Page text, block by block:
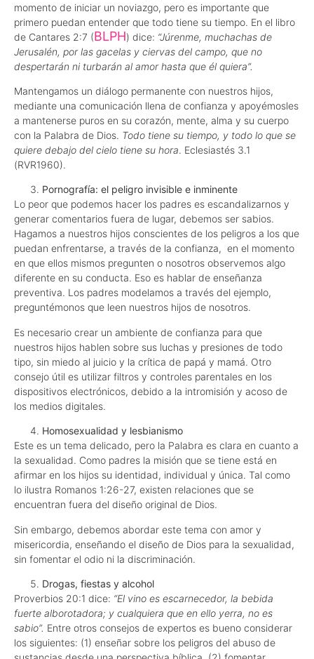
momento de iniciar un noviazgo, pero es importante que
primero puedan entender que todo tiene su tiempo. En el libro
de Cantares 2:7 (BLPH) dice: “Júrenme, muchachas de
Jerusalén, por las gacelas y ciervas del campo, que no
despertarán ni turbarán al amor hasta que él quiera”.
Mantengamos un diálogo permanente con nuestros hijos,
mediante una comunicación llena de confianza y apoyémosles
a mantenerse puros en su corazón, mente, alma y su cuerpo
con la Palabra de Dios. Todo tiene su tiempo, y todo lo que se
quiere debajo del cielo tiene su hora. Eclesiastés 3.1
(RVR1960).
Pornografía: el peligro invisible e inminente
Lo peor que podemos hacer los padres es escandalizarnos y
generar comentarios fuera de lugar, debemos ser sabios.
Hagamos a nuestros hijos conscientes de los peligros a los que
puedan enfrentarse, a través de la confianza, en el momento
en que ellos mismos pregunten o nosotros observemos algo
diferente en su conducta. Eso es hablar de enseñanza
preventiva. Los padres modelamos a través del ejemplo,
preguntémonos que leen nuestros hijos de nosotros.
Es necesario crear un ambiente de confianza para que
nuestros hijos hablen sobre sus luchas y presiones de todo
tipo, sin miedo al juicio y la crítica de papá y mamá. Otro
consejo útil es utilizar filtros y controles parentales en los
dispositivos electrónicos, debido a la intromisión y acoso de
los medios digitales.
Homosexualidad y lesbianismo
Este es un tema delicado, pero la Palabra es clara en cuanto a
la sexualidad. Como padres la misión que se tiene está en
afirmar en los hijos su identidad, individual y única. Tal como
lo ilustra Romanos 1:26-27, existen relaciones que se
encuentran fuera del diseño original de Dios.
Sin embargo, debemos abordar este tema con amor y
misericordia, enseñando el diseño de Dios para la sexualidad,
sin fomentar el odio ni la discriminación.
Drogas, fiestas y alcohol
Proverbios 20:1 dice: “El vino es escarnecedor, la bebida
fuerte alborotadora; y cualquiera que en ello yerra, no es
sabio”. Entre otros consejos de expertos es bueno considerar
los siguientes: (1) enseñar sobre los peligros del abuso de